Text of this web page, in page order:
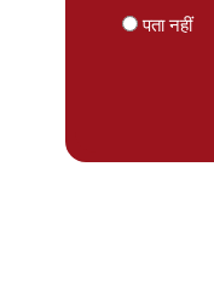
पता नहीं